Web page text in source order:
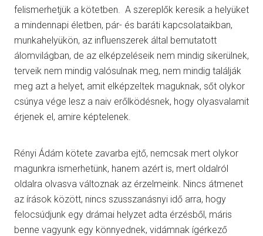
felismerhetjük a kötetben. A szereplők keresik a helyüket
a mindennapi életben, pár- és baráti kapcsolataikban,
munkahelyükön, az influenszerek által bemutatott
álomvilágban, de az elképzeléseik nem mindig sikerülnek,
terveik nem mindig valósulnak meg, nem mindig találják
meg azt a helyet, amit elképzeltek maguknak, sőt olykor
csúnya vége lesz a naiv erőlködésnek, hogy olyasvalamit
érjenek el, amire képtelenek.
Rényi Ádám kötete zavarba ejtő, nemcsak mert olykor
magunkra ismerhetünk, hanem azért is, mert oldalról
oldalra olvasva változnak az érzelmeink. Nincs átmenet
az írások között, nincs szusszanásnyi idő arra, hogy
felocsúdjunk egy drámai helyzet adta érzésből, máris
benne vagyunk egy könnyednek, vidámnak ígérkező